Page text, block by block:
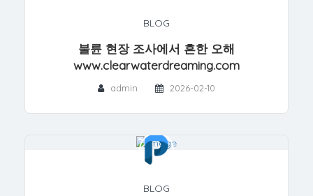
BLOG
불륜 현장 조사에서 흔한 오해
www.clearwaterdreaming.com
admin 2026-02-10
BLOG